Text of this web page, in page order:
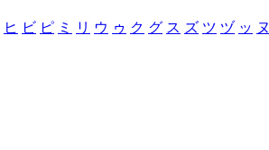
ヒ ビ ピ ミ リ ウ ゥ ク グ ス ズ ツ ヅ ッ ヌ